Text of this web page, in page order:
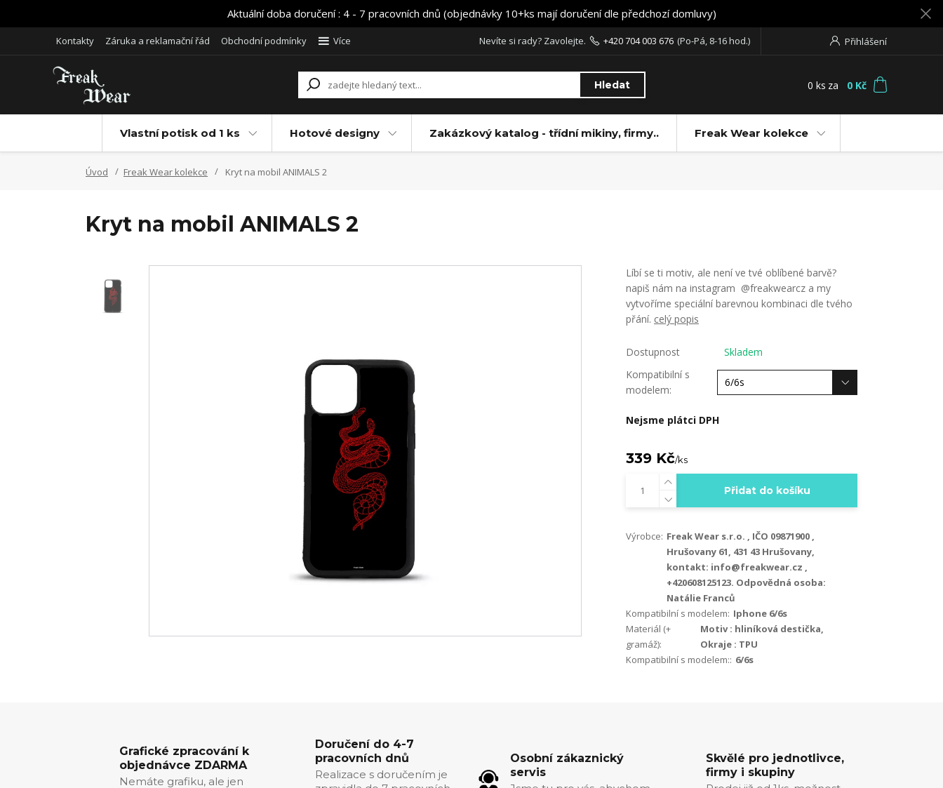
Aktuální doba doručení : 4 - 7 pracovních dnů (objednávky 10+ks mají doručení dle předchozí domluvy)
Kontakty Záruka a reklamační řád Obchodní podmínky Více Přihlášení
Hledat
Nevíte si rady? Zavolejte. +420 704 003 676 (Po-Pá, 8-16 hod.)
0 ks za 0 Kč
Vlastní potisk od 1 ks Hotové designy Zakázkový katalog - třídní mikiny, firmy.. Freak Wear kolekce
Úvod Freak Wear kolekce Kryt na mobil ANIMALS 2
Kryt na mobil ANIMALS 2
Líbí se ti motiv, ale není ve tvé oblíbené barvě?
napiš nám na instagram @freakwearcz a my
vytvoříme speciální barevnou kombinaci dle tvého
přání. celý popis
Dostupnost
Skladem
Kompatibilní s
modelem:
Nejsme plátci DPH
339 Kč/ks
Přidat do košíku
Výrobce: Freak Wear s.r.o. , IČO 09871900 ,
Hrušovany 61, 431 43 Hrušovany,
kontakt: info@freakwear.cz ,
+420608125123. Odpovědná osoba:
Natálie Franců
Kompatibilní s modelem: Iphone 6/6s
Materiál (+
gramáž):
Motiv : hliníková destička,
Okraje : TPU
Kompatibilní s modelem:: 6/6s
Grafické zpracování k
objednávce ZDARMA
Nemáte grafiku, ale jen
Doručení do 4-7
pracovních dnů
Realizace s doručením je
Osobní zákaznický
servis
Skvělé pro jednotlivce,
firmy i skupiny